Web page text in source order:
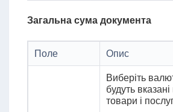
Загальна сума документа
Поле Опис
Виберіть
будуть
товари і